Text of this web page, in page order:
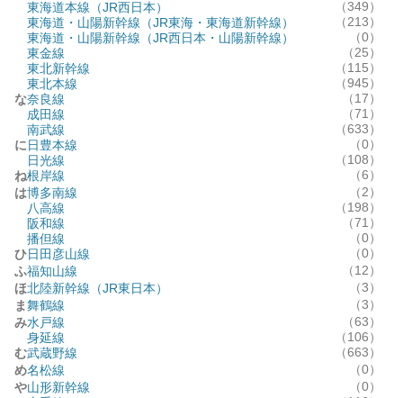
東海道本線（JR西日本）
（349）
東海道・山陽新幹線（JR東海・東海道新幹線）
（213）
東海道・山陽新幹線（JR西日本・山陽新幹線）
（0）
東金線
（25）
東北新幹線
（115）
東北本線
（945）
な奈良線
（17）
成田線
（71）
南武線
（633）
に日豊本線
（0）
日光線
（108）
ね根岸線
（6）
は博多南線
（2）
八高線
（198）
阪和線
（71）
播但線
（0）
ひ日田彦山線
（0）
ふ福知山線
（12）
ほ北陸新幹線（JR東日本）
（3）
ま舞鶴線
（3）
み水戸線
（63）
身延線
（106）
む武蔵野線
（663）
め名松線
（0）
や山形新幹線
（0）